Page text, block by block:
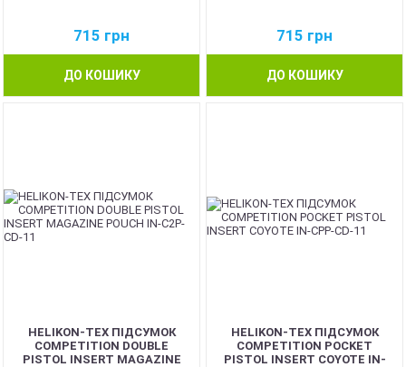
715 грн
ДО КОШИКУ
715 грн
ДО КОШИКУ
HELIKON-TEX ПІДСУМОК
COMPETITION DOUBLE
PISTOL INSERT MAGAZINE
HELIKON-TEX ПІДСУМОК
COMPETITION POCKET
PISTOL INSERT COYOTE IN-